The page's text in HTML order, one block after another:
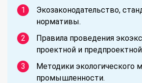
Экозаконодательство,
нормативы.
Правила проведения
проектной и
Методики экологического
промышленности.